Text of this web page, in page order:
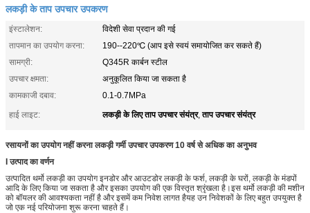
लकड़ी के ताप उपचार उपकरण
इंस्टालेशन:
विदेशी सेवा प्रदान की गई
तापमान का उपयोग करना:
190--220℃ (आप इसे स्वयं समायोजित कर सकते हैं)
सामग्री:
Q345R कार्बन स्टील
उपचार क्षमता:
अनुकूलित किया जा सकता है
कामकाजी दबाव:
0.1-0.7MPa
हाई लाइट:
लकड़ी के लिए ताप उपचार संयंत्र,ताप उपचार संयंत्र
रसायनों का उपयोग नहीं करना लकड़ी गर्मी उपचार उपकरण 10 वर्ष से अधिक का अनुभव
I उत्पाद का वर्णन
उत्पादित थर्मो लकड़ी का उपयोग इनडोर और आउटडोर लकड़ी के फर्श, लकड़ी के घरों, लकड़ी के मंडपों
आदि के लिए किया जा सकता है और इसका उपयोग की एक विस्तृत श्रृंखला है।इस थर्मो लकड़ी की मशीन
को बॉयलर की आवश्यकता नहीं है और इसमें कम निवेश लागत हैयह उन निवेशकों के लिए बहुत उपयुक्त है
जो एक नई परियोजना शुरू करना चाहते हैं।